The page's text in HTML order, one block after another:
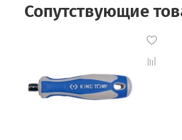
Сопутствующие